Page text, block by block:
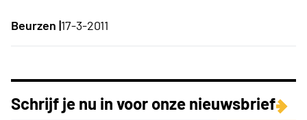
Beurzen |17-3-2011
Schrijf je nu in voor onze nieuwsbrief